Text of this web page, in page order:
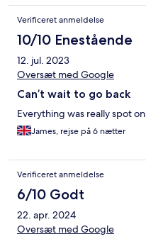
Verificeret anmeldelse
10/10 Enestående
12. jul. 2023
Oversæt med Google
Can’t wait to go back
Everything was really spot on
James, rejse på 6 nætter
Verificeret anmeldelse
6/10 Godt
22. apr. 2024
Oversæt med Google